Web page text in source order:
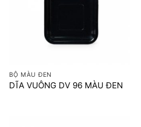
BỘ MÀU ĐEN
DĨA VUÔNG DV 96 MÀU ĐEN